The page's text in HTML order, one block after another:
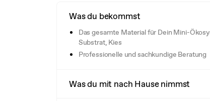
Was du bekommst
Das gesamte Material für Dein Mini-
Substrat, Kies
Professionelle und sachkundige Beratung
Was du mit nach Hause nimmst